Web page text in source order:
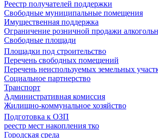
Реестр получателей поддержки
Свободные муниципальные помещения
Имущественная поддержка
Ограничение розничной продажи
Свободные площади
Площадки под строительство
Перечень свободных помещений
Перечень неиспользуемых земельных
Социальное партнерство
Транспорт
Административная комиссия
Жилищно-коммунальное хозяйство
Подготовка к ОЗП
реестр мест накопления тко
Городская среда